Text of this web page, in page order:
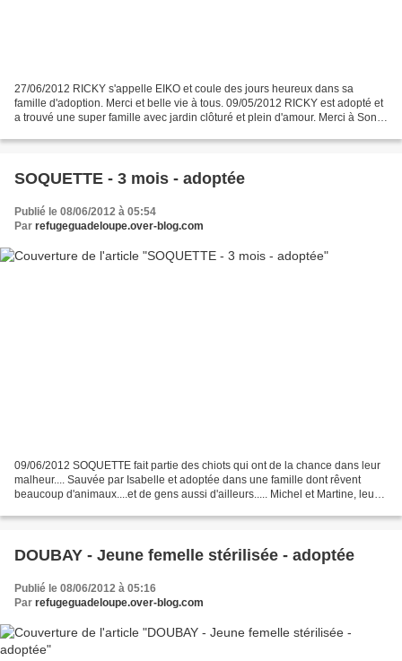
27/06/2012 RICKY s'appelle EIKO et coule des jours heureux dans sa
famille d'adoption. Merci et belle vie à tous. 09/05/2012 RICKY est adopté et
a trouvé une super famille avec jardin clôturé et plein d'amour. Merci à Sony
SOQUETTE - 3 mois - adoptée
Publié le 08/06/2012 à 05:54
Par refugeguadeloupe.over-blog.com
09/06/2012 SOQUETTE fait partie des chiots qui ont de la chance dans leur
malheur.... Sauvée par Isabelle et adoptée dans une famille dont rêvent
beaucoup d'animaux....et de gens aussi d'ailleurs..... Michel et Martine, leurs
DOUBAY - Jeune femelle stérilisée - adoptée
Publié le 08/06/2012 à 05:16
Par refugeguadeloupe.over-blog.com